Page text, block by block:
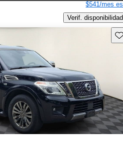
$541/mes
Verif. disponibilidad